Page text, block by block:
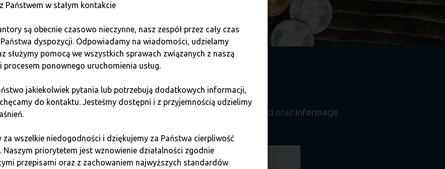
Zapisz się do newslettera!
podsumowania wydarzeń ze świata kryptowalut bieżące aktualności oraz informacje
Państwem w stałym kontakcie
są obecnie czasowo nieczynne, nasz zespół przez cały czas
dyspozycji. Odpowiadamy na wiadomości, udzielamy
służymy pomocą we wszystkich sprawach związanych z naszą
procesem ponownego uruchomienia usług.
jakiekolwiek pytania lub potrzebują dodatkowych informacji,
do kontaktu. Jesteśmy dostępni i z przyjemnością udzielimy
za wszelkie niedogodności i dziękujemy za Państwa cierpliwość
Naszym priorytetem jest wznowienie działalności zgodnie
przepisami oraz z zachowaniem najwyższych standardów